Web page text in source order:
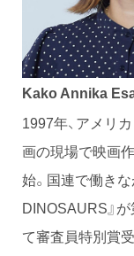
Kako Annika E
1997年、アメリ
画の現場で映画
始。国連で働き
DINOSAURS』
て審査員特別賞